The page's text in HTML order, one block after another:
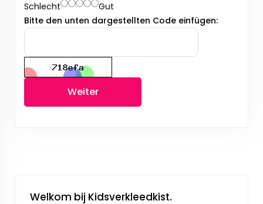
Schlecht
Gut
Bitte den unten dargestellten Code einfügen:
Weiter
Welkom bij Kidsverkleedkist.